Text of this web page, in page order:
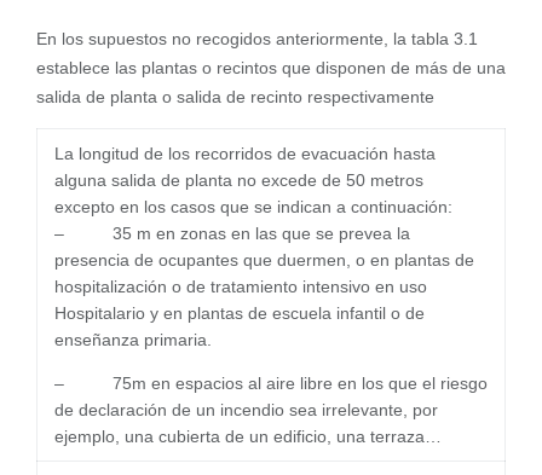
En los supuestos no recogidos anteriormente, la tabla 3.1
establece las plantas o recintos que disponen de más de una
salida de planta o salida de recinto respectivamente
La longitud de los recorridos de evacuación hasta
alguna salida de planta no excede de 50 metros
excepto en los casos que se indican a continuación:
– 35 m en zonas en las que se prevea la
presencia de ocupantes que duermen, o en plantas de
hospitalización o de tratamiento intensivo en uso
Hospitalario y en plantas de escuela infantil o de
enseñanza primaria.
– 75m en espacios al aire libre en los que el riesgo
de declaración de un incendio sea irrelevante, por
ejemplo, una cubierta de un edificio, una terraza…